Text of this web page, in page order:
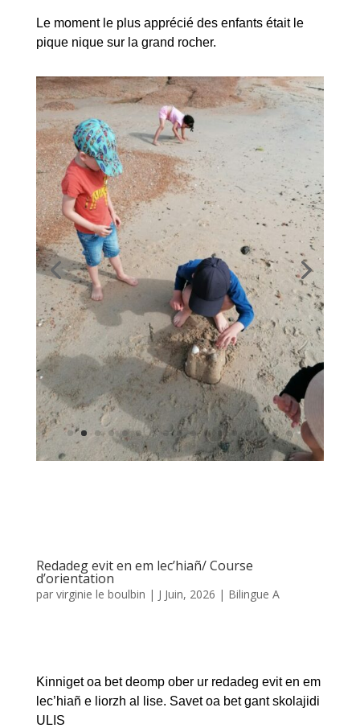
Le moment le plus apprécié des enfants était le
pique nique sur la grand rocher.
Redadeg evit en em lec’hiañ/ Course
d’orientation
par virginie le boulbin | J Juin, 2026 | Bilingue A
Kinniget oa bet deomp ober ur redadeg evit en em
lec’hiañ e liorzh al lise. Savet oa bet gant skolajidi
ULIS